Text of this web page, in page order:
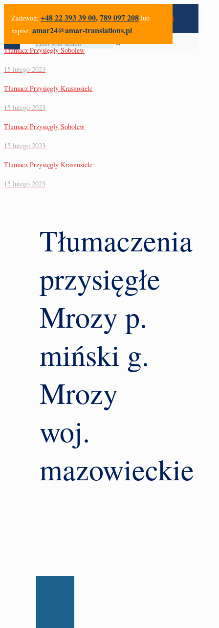
✕
Zadzwoń: +48 22 393 39 00,789 097 208 lub
napisz: amar24@amar-translations.pl
Tłumacz Przysięgły Sobolew
15 lutego 2023
Tłumacz Przysięgły Krasnosielc
15 lutego 2023
Tłumacz Przysięgły Sobolew
15 lutego 2023
Tłumacz Przysięgły Krasnosielc
15 lutego 2023
Tłumaczenia
przysięgłe
Mrozy p.
miński g.
Mrozy
woj.
mazowieckie